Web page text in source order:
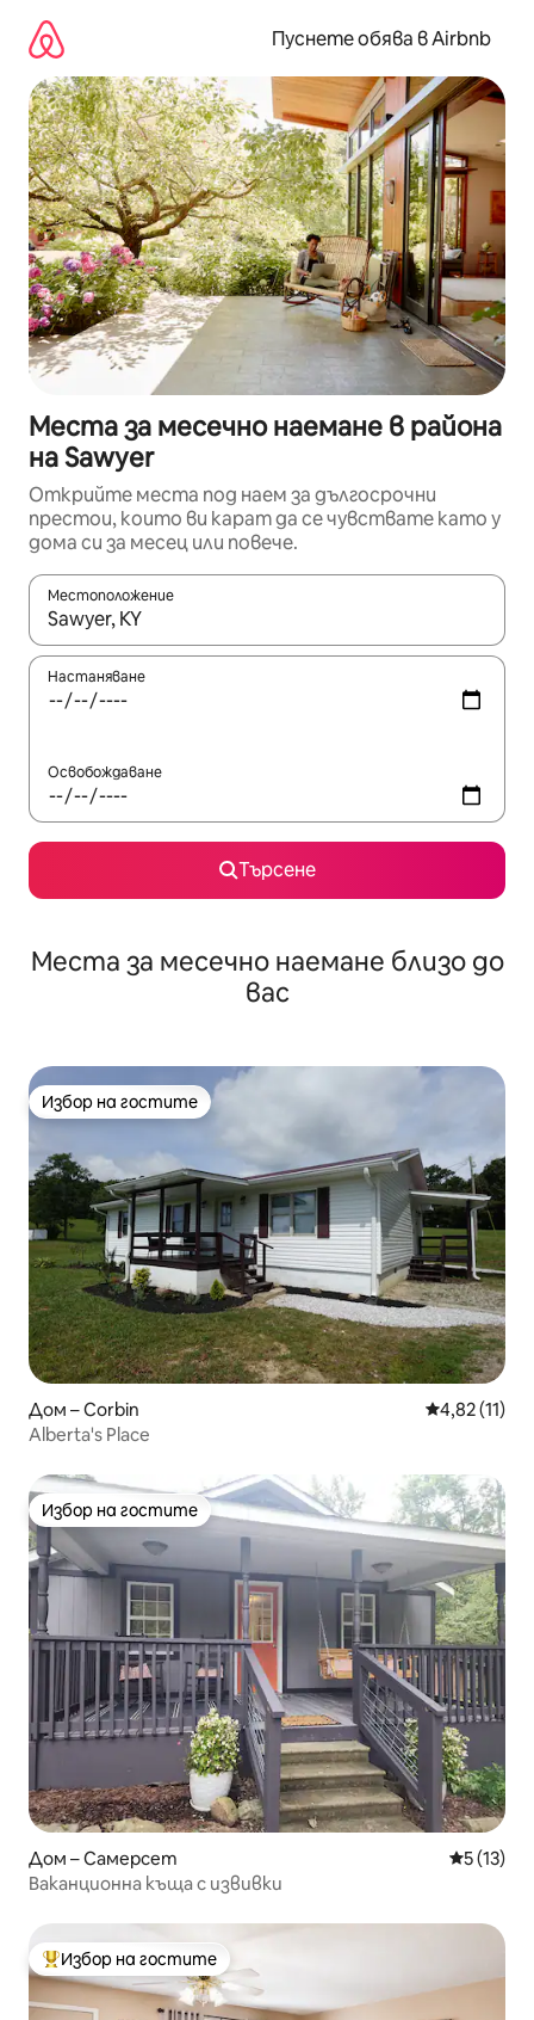
съдържанието
Пуснете обява в Airbnb
Места за месечно наемане в района
на Sawyer
Открийте места под наем за дългосрочни
престои, които ви карат да се чувствате като у
дома си за месец или повече.
Местоположение
Когато резултатите се покажат, използвайте
Настаняване
Освобождаване
Търсене
Места за месечно наемане близо до
вас
Избор на гостите
Избор на гостите
Дом – Corbin Средна
4,82 (11)
Alberta's Place
Избор на гостите
Избор на гостите
Дом – Самерсет Средна
5 (13)
Ваканционна къща с извивки
Най-популярен избор на гостите
Избор на гостите